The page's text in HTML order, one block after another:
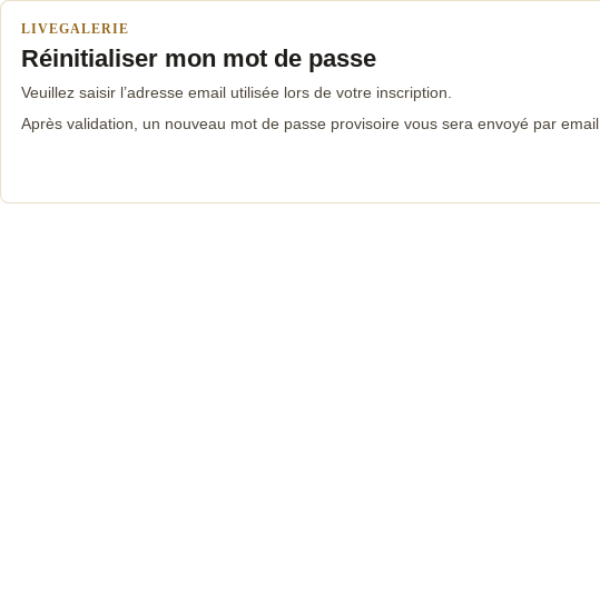
LIVEGALERIE
Réinitialiser mon mot de passe
Veuillez saisir l’adresse email utilisée lors de votre inscription.
Après validation, un nouveau mot de passe provisoire vous sera envoyé par email.